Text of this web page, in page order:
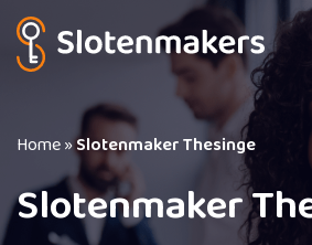
Home»Slotenmaker Thesinge
Slotenmaker